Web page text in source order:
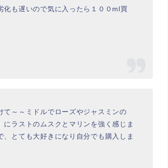
化も遅いので気に入ったら１００ml買
て～～ミドルでローズやジャスミンの
ラストのムスクとマリンを強く感じま
とても大好きになり自分でも購入しま